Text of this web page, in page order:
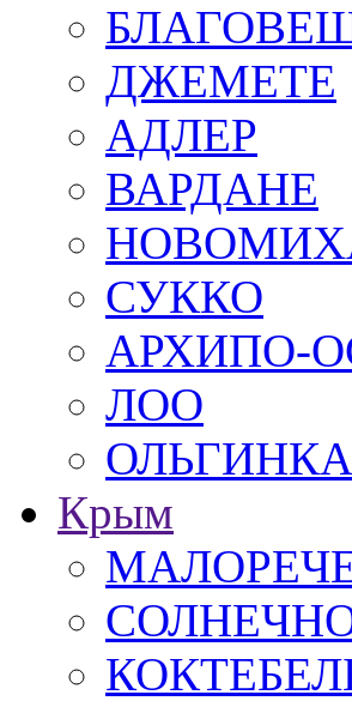
ДЖЕМЕТЕ
АДЛЕР
ВАРДАНЕ
СУККО
АРХИПО-
ЛОО
ОЛЬГИНКА
Крым